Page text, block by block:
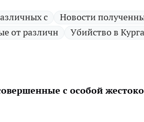
с
Новости
от различн
Убийство в
с особой